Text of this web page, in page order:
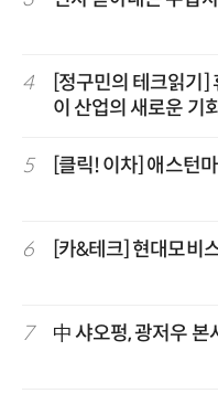
4
[정구민의 테크읽기]
이 산업의 새로운 기
5 [클릭! 이차] 애스턴
6 [카&테크] 현대모비
7 中 샤오펑, 광저우